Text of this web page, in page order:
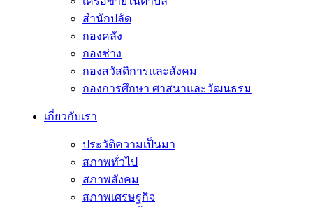
สำนักปลัด
กองคลัง
กองช่าง
กองสวัสดิการและสังคม
กองการศึกษา ศาสนาและวัฒนธรม
เกี่ยวกับเรา
ประวัติความเป็นมา
สภาพทั่วไป
สภาพสังคม
สภาพเศรษฐกิจ